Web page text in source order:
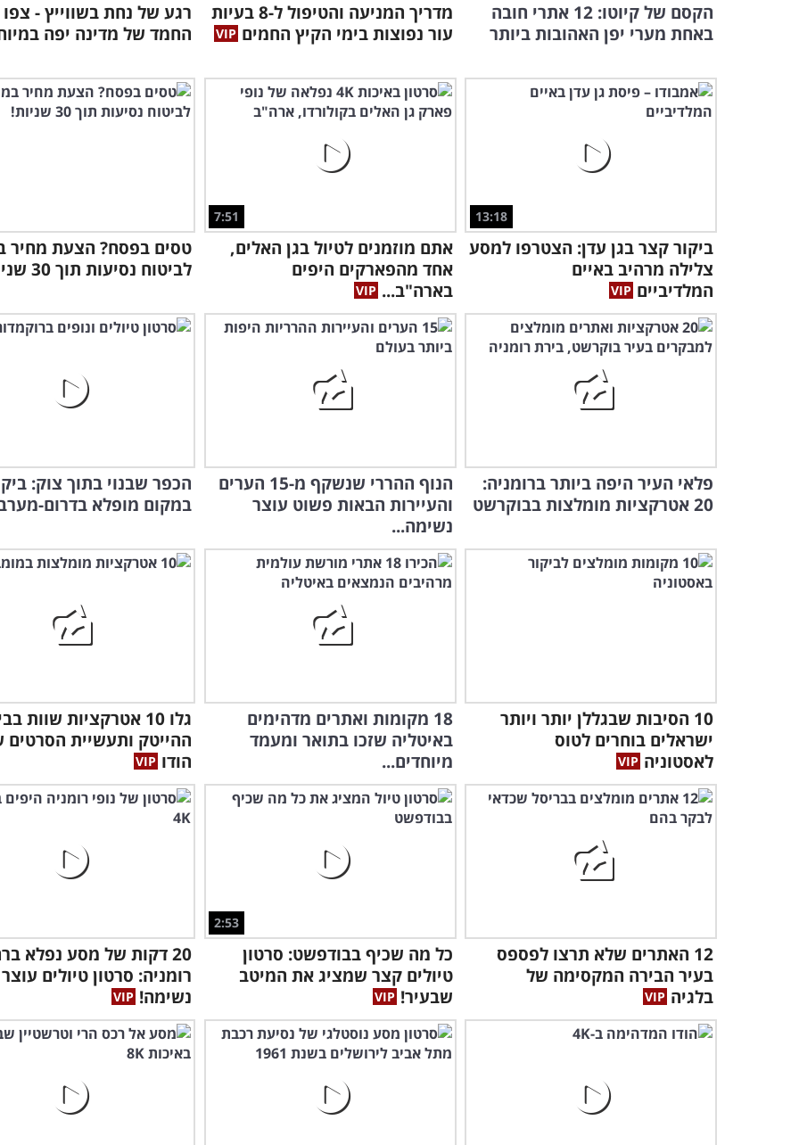
הקסם של קיוטו: 12 אתרי חובה
באחת מערי יפן האהובות ביותר
מדריך המניעה והטיפול ל-8 בעיות
עור נפוצות בימי הקיץ החמים
רגע של נחת בשווייץ - צפו
החמד של מדינה יפה
13:18
ביקור קצר בגן עדן: הצטרפו למסע
צלילה מרהיב באיים
המלדיביים
7:51
אתם מוזמנים לטיול בגן האלים,
אחד מהפארקים היפים
בארה"ב...
טסים בפסח? הצעת מחיר
לביטוח נסיעות תוך 30 שניות!
פלאי העיר היפה ביותר ברומניה:
20 אטרקציות מומלצות בבוקרשט
הנוף ההררי שנשקף מ-15 הערים
והעיירות הבאות פשוט עוצר
נשימה...
הכפר שבנוי בתוך צוק:
במקום מופלא בדרום-
10 הסיבות שבגללן יותר ויותר
ישראלים בוחרים לטוס
לאסטוניה
18 מקומות ואתרים מדהימים
באיטליה שזכו בתואר ומעמד
מיוחדים...
גלו 10 אטרקציות שוות
ההייטק ותעשיית הסרטים
הודו
12 האתרים שלא תרצו לפספס
בעיר הבירה המקסימה של
בלגיה
2:53
כל מה שכיף בבודפשט: סרטון
טיולים קצר שמציג את המיטב
שבעיר!
20 דקות של מסע נפלא
רומניה: סרטון טיולים עוצר
נשימה!